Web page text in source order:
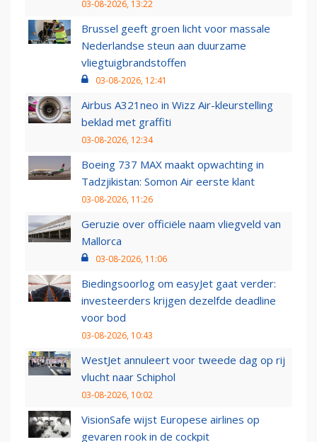
03-08-2026, 13:22
Brussel geeft groen licht voor massale
Nederlandse steun aan duurzame
vliegtuigbrandstoffen
03-08-2026, 12:41
Airbus A321neo in Wizz Air-kleurstelling
beklad met graffiti
03-08-2026, 12:34
Boeing 737 MAX maakt opwachting in
Tadzjikistan: Somon Air eerste klant
03-08-2026, 11:26
Geruzie over officiële naam vliegveld van
Mallorca
03-08-2026, 11:06
Biedingsoorlog om easyJet gaat verder:
investeerders krijgen dezelfde deadline
voor bod
03-08-2026, 10:43
WestJet annuleert voor tweede dag op rij
vlucht naar Schiphol
03-08-2026, 10:02
VisionSafe wijst Europese airlines op
gevaren rook in de cockpit